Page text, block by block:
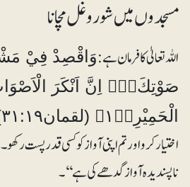
مسجدوں میں شوروغل مچانا
اللہ تعالیٰ کا فرمان ہے:وَاقْصِدْ فِيْ
صَوْتِكَ۝۰ۭ اِنَّ اَنْكَرَ
الْحَمِيْرِ۝۱۹ۧ (لقمان۳۱:۱۹)
اختیار کرو اور تم اپنی آواز کو کسی قدر پست
ناپسندیدہ آواز گدھے کی ہے‘‘۔